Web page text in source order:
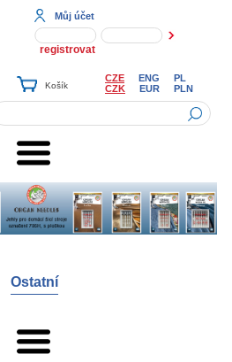
Můj účet
registrovat
CZE ENG
PL
CZK
EUR PLN
Ostatní